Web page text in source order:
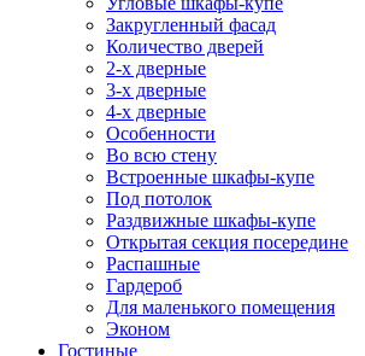
Закругленный фасад
Количество дверей
2-х дверные
3-х дверные
4-х дверные
Особенности
Во всю стену
Встроенные шкафы-купе
Под потолок
Раздвижные шкафы-купе
Открытая секция посередине
Распашные
Гардероб
Для маленького помещения
Эконом
Гостиные